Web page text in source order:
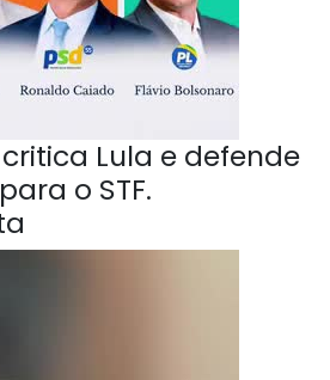
Lula e defende
o STF.